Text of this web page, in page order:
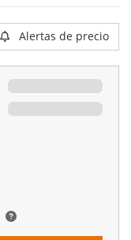
Alertas de precio